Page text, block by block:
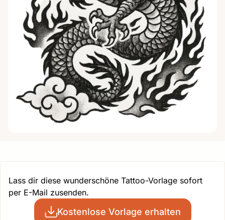
Lass dir diese wunderschöne Tattoo-Vorlage sofort
per E-Mail zusenden.
Kostenlose Vorlage erhalten